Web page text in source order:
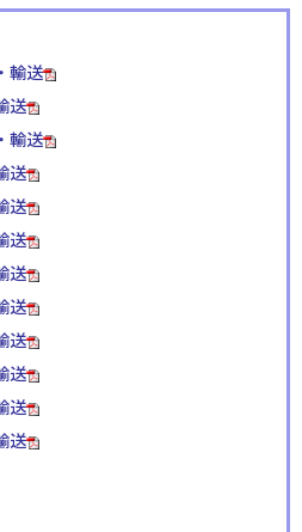
輸送
送
輸送
送
送
送
送
送
送
送
送
送